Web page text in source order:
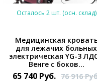
*}
Осталось 2 шт. (осн. склад)
Медицинская
для лежачих больных
электрическая YG-3
Венге с боков...
65 740 Руб. 76 916